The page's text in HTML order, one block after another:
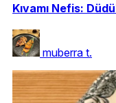
Kıvamı Nefis:
muberra t.